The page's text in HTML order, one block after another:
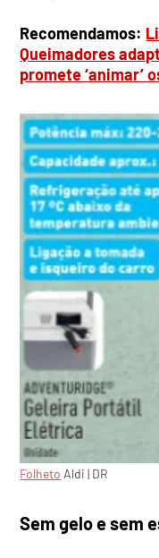
Recomendamos:
Queimadores
promete ‘animar’
Folheto Aldi | DR
Sem gelo e sem